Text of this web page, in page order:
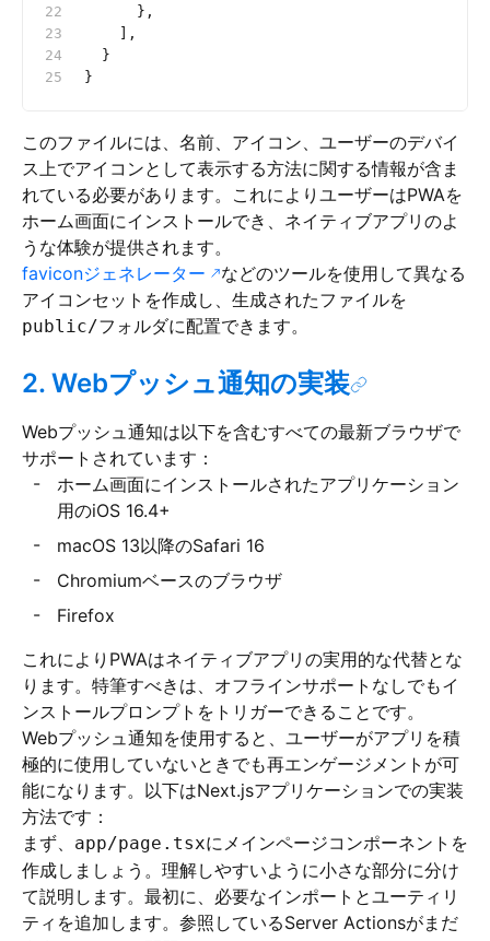
      },
    ],
  }
}
このファイルには、名前、アイコン、ユーザーのデバイ
ス上でアイコンとして表示する方法に関する情報が含ま
れている必要があります。これによりユーザーはPWAを
ホーム画面にインストールでき、ネイティブアプリのよ
うな体験が提供されます。
faviconジェネレーター
などのツールを使用して異なる
アイコンセットを作成し、生成されたファイルを
public/フォルダに配置できます。
2. Webプッシュ通知の実装
Webプッシュ通知は以下を含むすべての最新ブラウザで
サポートされています：
ホーム画面にインストールされたアプリケーション
用のiOS 16.4+
macOS 13以降のSafari 16
Chromiumベースのブラウザ
Firefox
これによりPWAはネイティブアプリの実用的な代替とな
ります。特筆すべきは、オフラインサポートなしでもイ
ンストールプロンプトをトリガーできることです。
Webプッシュ通知を使用すると、ユーザーがアプリを積
極的に使用していないときでも再エンゲージメントが可
能になります。以下はNext.jsアプリケーションでの実装
方法です：
まず、 app/page.tsxにメインページコンポーネントを
作成しましょう。理解しやすいように小さな部分に分け
て説明します。最初に、必要なインポートとユーティリ
ティを追加します。参照しているServer Actionsがまだ